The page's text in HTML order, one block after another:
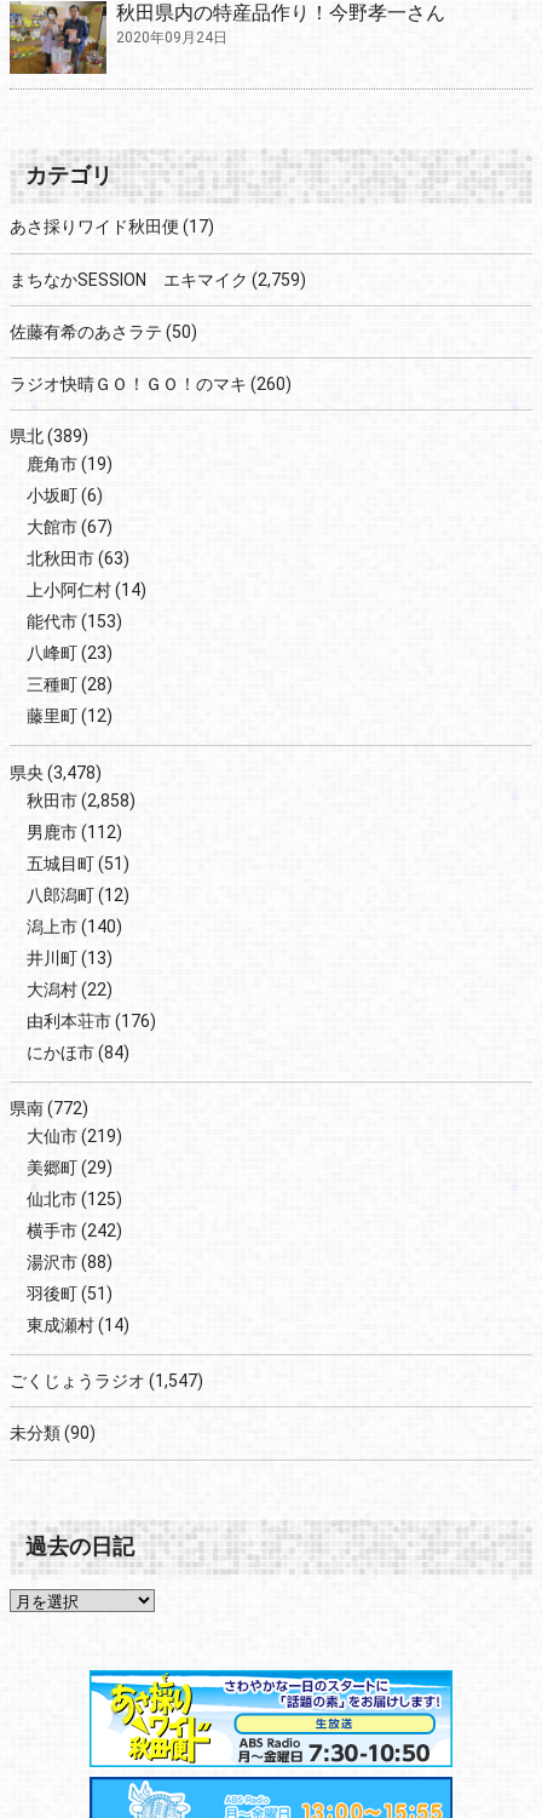
秋田県内の特産品作り！今野孝一さん
2020年09月24日
カテゴリ
あさ採りワイド秋田便 (17)
まちなかSESSION エキマイク (2,759)
佐藤有希のあさラテ (50)
ラジオ快晴ＧＯ！ＧＯ！のマキ (260)
県北(389)
鹿角市(19)
小坂町(6)
大館市(67)
北秋田市(63)
上小阿仁村(14)
能代市(153)
八峰町(23)
三種町(28)
藤里町(12)
県央(3,478)
秋田市(2,858)
男鹿市(112)
五城目町(51)
八郎潟町(12)
潟上市(140)
井川町(13)
大潟村(22)
由利本荘市(176)
にかほ市(84)
県南(772)
大仙市(219)
美郷町(29)
仙北市(125)
横手市(242)
湯沢市(88)
羽後町(51)
東成瀬村(14)
ごくじょうラジオ (1,547)
未分類(90)
過去の日記